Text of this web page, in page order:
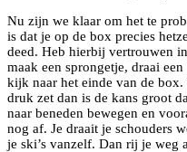
Nu zijn we klaar om het te
is dat je op de box precies
deed. Heb hierbij vertrouwen
maak een sprongetje, draai
kijk naar het einde van de box.
druk zet dan is de kans groot
naar beneden bewegen en
nog af. Je draait je schouders
je ski’s vanzelf. Dan rij je weg